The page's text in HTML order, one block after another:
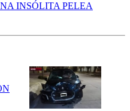
INSÓLITA PELEA